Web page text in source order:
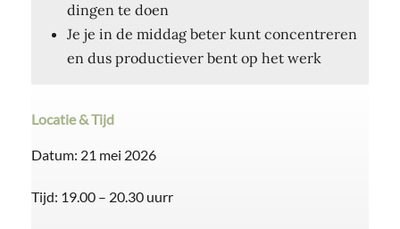
dingen te doen
Je je in de middag beter kunt concentreren
en dus productiever bent op het werk
Locatie & Tijd
Datum: 21 mei 2026
Tijd: 19.00 – 20.30 uurr